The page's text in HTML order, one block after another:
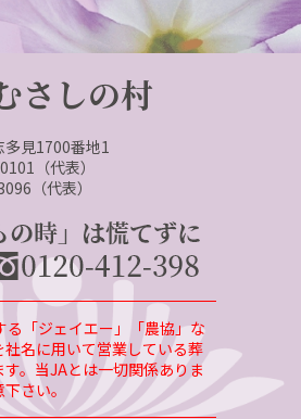
さしの村
見1700番地1
（代表）
（代表）
る「ジェイエー」「農協」な
名に用いて営業している葬
。当JAとは一切関係ありま
さい。